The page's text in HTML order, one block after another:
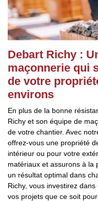
Debart Richy :
maçonnerie qui
de votre
environs
En plus de la bonne
Richy et son équipe de
de votre chantier. Avec
offrez-vous une propriété
intérieur ou pour votre
matériaux et assurons à la
un résultat optimal dans
Richy, vous investirez
vos projets que ce soit